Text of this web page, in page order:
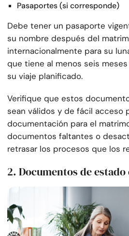
Pasaportes (si corresponde)
Debe tener un pasaporte
su nombre después del
internacionalmente para su
que tiene al menos seis
su viaje planificado.
Verifique que estos
sean válidos y de fácil acceso
documentación para el
documentos faltantes o
retrasar los procesos que los
2. Documentos de